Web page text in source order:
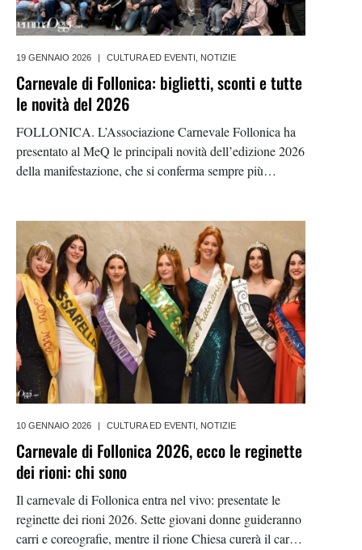
19 GENNAIO 2026 CULTURA ED EVENTI , NOTIZIE
Carnevale di Follonica: biglietti, sconti e tutte
le novità del 2026
FOLLONICA. L’Associazione Carnevale Follonica ha
presentato al MeQ le principali novità dell’edizione 2026
della manifestazione, che si conferma sempre più
10 GENNAIO 2026 | CULTURA ED EVENTI NOTIZIE
Carnevale di Follonica 2026, ecco le reginette
dei rioni: chi sono
Il carnevale di Follonica entra nel vivo: presentate le
reginette dei rioni 2026. Sette giovani donne guideranno
carri e coreografie, mentre il rione Chiesa curerà il carro